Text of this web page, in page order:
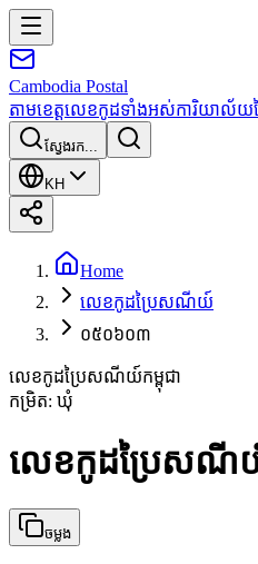
Cambodia Postal
តាមខេត្តលេខកូដទាំងអស់ការិយាល័
ស្វែងរក...
KH
Home
លេខកូដប្រៃសណីយ៍
០៥០៦០៣
លេខកូដប្រៃសណីយ៍កម្ពុជា
កម្រិត: ឃុំ
លេខកូដប្រៃសណី
ចម្លង